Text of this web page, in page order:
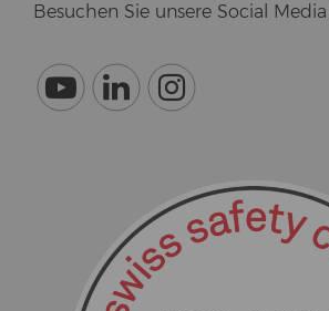
Be­su­chen Sie un­se­re So­cial Media